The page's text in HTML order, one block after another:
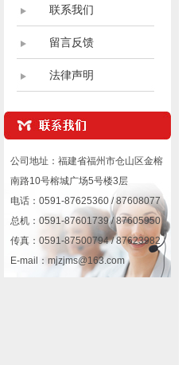
联系我们
留言反馈
法律声明
公司地址：福建省福州市仓山区金榕
南路10号榕城广场5号楼3层
电话：0591-87625360 / 87608077
总机：0591-87601739 / 87605950
传真：0591-87500794 / 87623982
E-mail：mjzjms@163.com